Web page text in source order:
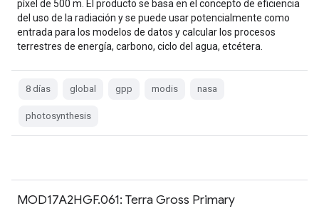
píxel de 500 m. El producto se basa en el concepto de eficiencia
del uso de la radiación y se puede usar potencialmente como
entrada para los modelos de datos y calcular los procesos
terrestres de energía, carbono, ciclo del agua, etcétera.
8 días global gpp modis nasa
photosynthesis
MOD17A2HGF.061: Terra Gross Primary